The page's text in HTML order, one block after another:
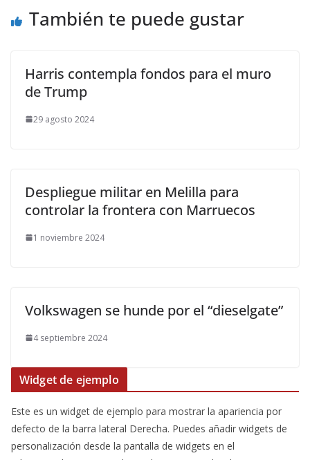
También te puede gustar
Harris contempla fondos para el muro
de Trump
29 agosto 2024
Despliegue militar en Melilla para
controlar la frontera con Marruecos
1 noviembre 2024
Volkswagen se hunde por el “dieselgate”
4 septiembre 2024
Widget de ejemplo
Este es un widget de ejemplo para mostrar la apariencia por
defecto de la barra lateral Derecha. Puedes añadir widgets de
personalización desde la pantalla de widgets en el